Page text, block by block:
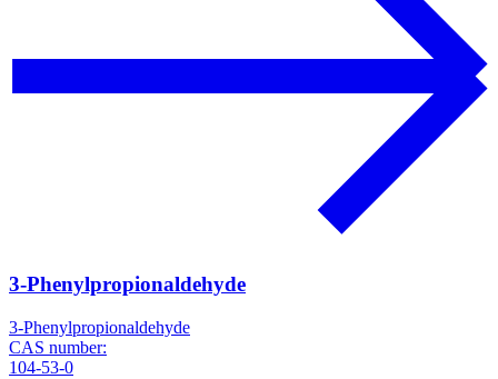
3-Phenylpropionaldehyde
3-Phenylpropionaldehyde
CAS number:
104-53-0